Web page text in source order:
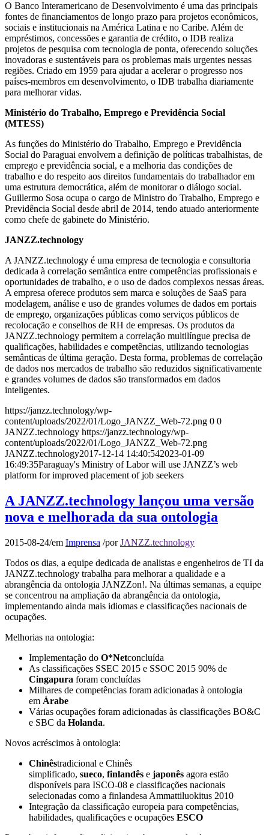
O Banco Interamericano de Desenvolvimento é uma das principais
fontes de financiamentos de longo prazo para projetos econômicos,
sociais e institucionais na América Latina e no Caribe. Além de
empréstimos, concessões e garantia de crédito, o IDB realiza
projetos de pesquisa com tecnologia de ponta, oferecendo soluções
inovadoras e sustentáveis para os problemas mais urgentes nessas
regiões. Criado em 1959 para ajudar a acelerar o progresso nos
países-membros em desenvolvimento, o IDB trabalha diariamente
para melhorar vidas.
Ministério do Trabalho, Emprego e Previdência Social
(MTESS)
As funções do Ministério do Trabalho, Emprego e Previdência
Social do Paraguai envolvem a definição de políticas trabalhistas, de
emprego e previdência social, e a melhoria das condições de
trabalho e do respeito aos direitos fundamentais do trabalhador em
uma estrutura democrática, além de monitorar o diálogo social.
Guillermo Sosa ocupa o cargo de Ministro do Trabalho, Emprego e
Previdência Social desde abril de 2014, tendo atuado anteriormente
como chefe de gabinete do Ministério.
JANZZ.technology
A JANZZ.technology é uma empresa de tecnologia e consultoria
dedicada à correlação semântica entre competências profissionais e
oportunidades de trabalho, e o uso de dados complexos nessas áreas.
A empresa oferece produtos sem marca e soluções de SaaS para
modelagem, análise e uso de grandes volumes de dados em portais
de emprego, organizações públicas como serviços públicos de
recolocação e conselhos de RH de empresas. Os produtos da
JANZZ.technology permitem a correlação multilíngue precisa de
qualificações, habilidades e competências, utilizando tecnologias
semânticas de última geração. Desta forma, problemas de correlação
de dados nos mercados de trabalho são reduzidos significativamente
e grandes volumes de dados são transformados em dados
inteligentes.
https://janzz.technology/wp-
content/uploads/2022/01/Logo_JANZZ_Web-72.png 0 0
JANZZ.technology https://janzz.technology/wp-
content/uploads/2022/01/Logo_JANZZ_Web-72.png
JANZZ.technology2017-12-14 14:40:542023-01-09
16:49:35Paraguay's Ministry of Labor will use JANZZ’s web
platform for improved placement of job seekers
A JANZZ.technology lançou uma versão
nova e melhorada da sua ontologia
2015-08-24/em Imprensa /porJANZZ.technology
Todos os dias, a equipe dedicada de analistas e engenheiros de TI da
JANZZ.technology trabalha para melhorar a qualidade e a
abrangência da ontologia JANZZon!. Na últimas semanas, a equipe
se concentrou na ampliação da abrangência da ontologia,
implementando ainda mais idiomas e classificações nacionais de
ocupações.
Melhorias na ontologia:
Implementação do O*Netconcluída
As classificações SSEC 2015 e SSOC 2015 90% de
Cingapura foram concluídas
Milhares de competências foram adicionadas à ontologia
em Árabe
Várias ocupações foram adicionadas às classificações BO&C
e SBC da Holanda.
Novos acréscimos à ontologia:
Chinêstradicional e Chinês
simplificado, sueco, finlandês e japonês agora estão
disponíveis para ISCO-08 e classificações nacionais
selecionadas como a finlandesa Ammattiluokitus 2010
Integração da classificação europeia para competências,
habilidades, qualificações e ocupações ESCO